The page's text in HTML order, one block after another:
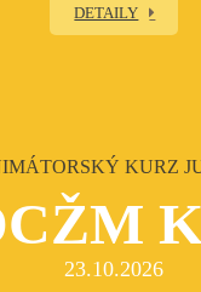
DETAILY
KURZ
23.10.2026